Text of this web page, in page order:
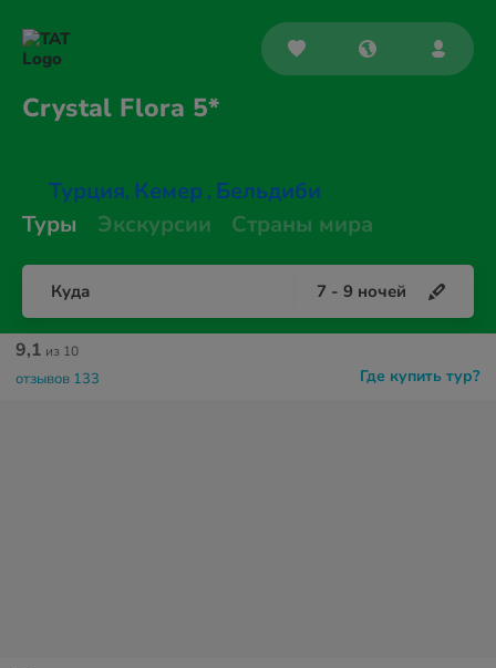
Crystal Flora 5*
Турция, Кемер , Бельдиби
Туры
Экскурсии Страны мира
Куда 7 - 9 ночей
Где купить тур?
9,1 из 10
отзывов 133